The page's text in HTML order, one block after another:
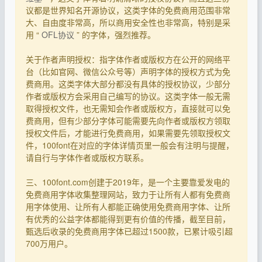
议都是世界知名开源协议，这类字体的免费商用范围非常
大、自由度非常高，所以商用安全性也非常高，特别是采
用 “ OFL协议 ” 的字体，强烈推荐。
关于作者声明授权：指字体作者或版权方在公开的网络平
台（比如官网、微信公众号等）声明字体的授权方式为免
费商用。这类字体大部分都没有具体的授权协议，少部分
作者或版权方会采用自己编写的协议。这类字体一般无需
取得授权文件，也无需知会作者或版权方，直接就可以免
费商用，但有少部分字体可能需要先向作者或版权方领取
授权文件后，才能进行免费商用，如果需要先领取授权文
件，100font在对应的字体详情页里一般会有注明与提醒，
请自行与字体作者或版权方联系。
三、100font.com创建于2019年，是一个主要靠爱发电的
免费商用字体收集整理网站，致力于让所有人都有免费商
用字体使用、让所有人都能正确使用免费商用字体、让所
有优秀的公益字体都能得到更有价值的传播，截至目前，
甄选后收录的免费商用字体已超过1500款，已累计吸引超
700万用户。